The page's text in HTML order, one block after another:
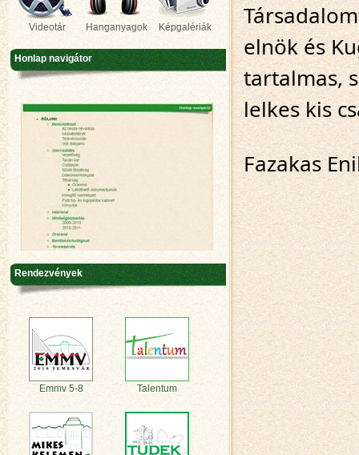
elnök és
tartalmas,
lelkes kis
Fazakas
Videotár Hanganyagok Képgalériák
Honlap navigátor
Rendezvények
Emmv 5-8 Talentum